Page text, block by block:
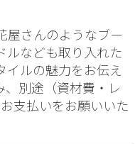
屋さんのようなブー
ルなども取り入れた
ルの魅力をお伝え
別途（資材費・レ
支払いをお願いいた